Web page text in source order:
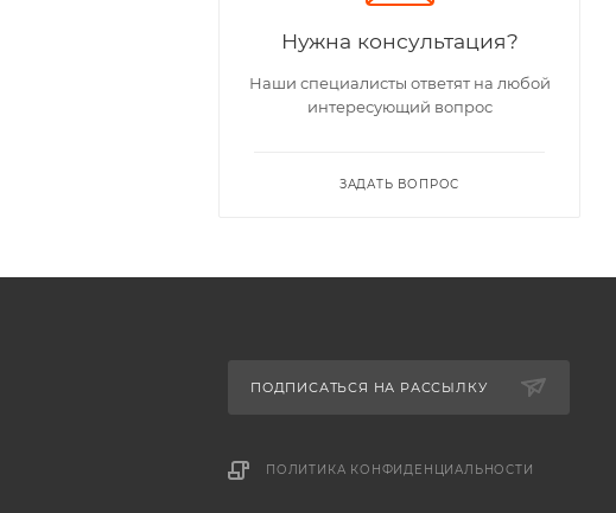
Нужна консультация?
Наши специалисты ответят на любой
интересующий вопрос
ЗАДАТЬ ВОПРОС
ПОДПИСАТЬСЯ НА РАССЫЛКУ
ПОЛИТИКА КОНФИДЕНЦИАЛЬНОСТИ